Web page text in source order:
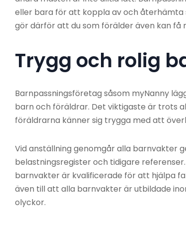
eller bara för att koppla av och återhämta
gör därför att du som förälder även kan
Trygg och rolig
Barnpassningsföretag såsom myNanny
barn och föräldrar. Det viktigaste är trots
föräldrarna känner sig trygga med att
Vid anställning genomgår alla barnvakter
belastningsregister och tidigare
barnvakter är kvalificerade för att hjälpa
även till att alla barnvakter är utbildade
olyckor.